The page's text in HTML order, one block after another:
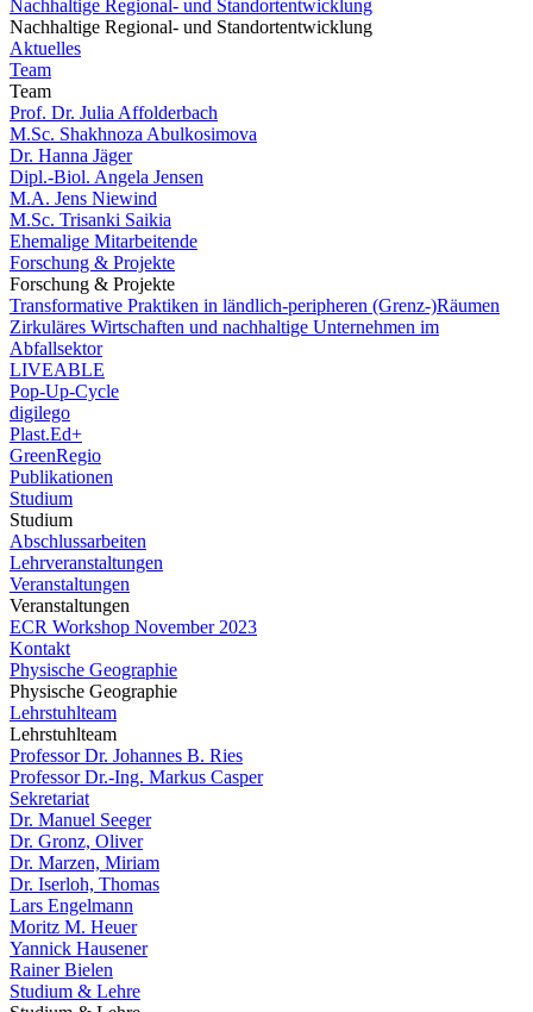
Nachhaltige Regional- und Standortentwicklung
Nachhaltige Regional- und Standortentwicklung
Aktuelles
Team
Team
Prof. Dr. Julia Affolderbach
M.Sc. Shakhnoza Abulkosimova
Dr. Hanna Jäger
Dipl.-Biol. Angela Jensen
M.A. Jens Niewind
M.Sc. Trisanki Saikia
Ehemalige Mitarbeitende
Forschung & Projekte
Forschung & Projekte
Transformative Praktiken in ländlich-peripheren (Grenz-)Räumen
Zirkuläres Wirtschaften und nachhaltige Unternehmen im
Abfallsektor
LIVEABLE
Pop-Up-Cycle
digilego
Plast.Ed+
GreenRegio
Publikationen
Studium
Studium
Abschlussarbeiten
Lehrveranstaltungen
Veranstaltungen
Veranstaltungen
ECR Workshop November 2023
Kontakt
Physische Geographie
Physische Geographie
Lehrstuhlteam
Lehrstuhlteam
Professor Dr. Johannes B. Ries
Professor Dr.-Ing. Markus Casper
Sekretariat
Dr. Manuel Seeger
Dr. Gronz, Oliver
Dr. Marzen, Miriam
Dr. Iserloh, Thomas
Lars Engelmann
Moritz M. Heuer
Yannick Hausener
Rainer Bielen
Studium & Lehre